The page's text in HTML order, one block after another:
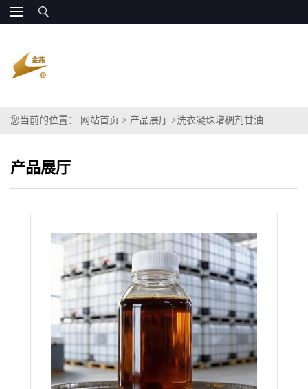
您当前的位置： 网站首页 > 产品展厅 >洗衣凝珠增稠剂甘油
产品展厅